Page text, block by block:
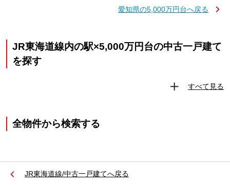
愛知県の5,000万円台へ戻る
JR東海道線内の駅×5,000万円台の中古一戸建て
を探す
すべて見る
全物件から検索する
JR東海道線/中古一戸建てへ戻る